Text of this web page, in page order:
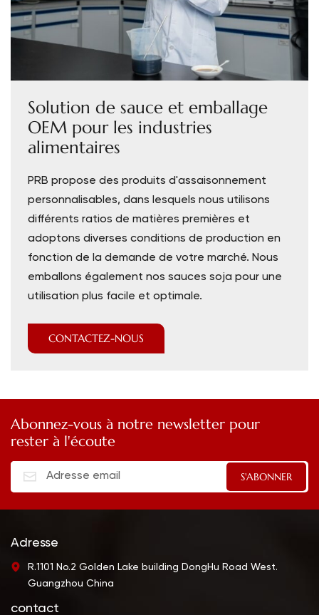
Solution de sauce et emballage
OEM pour les industries
alimentaires
PRB propose des produits d'assaisonnement
personnalisables, dans lesquels nous utilisons
différents ratios de matières premières et
adoptons diverses conditions de production en
fonction de la demande de votre marché. Nous
emballons également nos sauces soja pour une
utilisation plus facile et optimale.
CONTACTEZ-NOUS
Abonnez-vous à notre newsletter pour
rester à l'écoute
Adresse
R.1101 No.2 Golden Lake building DongHu Road West.
Guangzhou China
contact